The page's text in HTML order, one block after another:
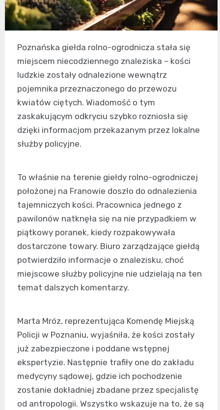
Poznańska giełda rolno-ogrodnicza stała się
miejscem niecodziennego znaleziska – kości
ludzkie zostały odnalezione wewnątrz
pojemnika przeznaczonego do przewozu
kwiatów ciętych. Wiadomość o tym
zaskakującym odkryciu szybko rozniosła się
dzięki informacjom przekazanym przez lokalne
służby policyjne.
To właśnie na terenie giełdy rolno-ogrodniczej
położonej na Franowie doszło do odnalezienia
tajemniczych kości. Pracownica jednego z
pawilonów natknęła się na nie przypadkiem w
piątkowy poranek, kiedy rozpakowywała
dostarczone towary. Biuro zarządzające giełdą
potwierdziło informacje o znalezisku, choć
miejscowe służby policyjne nie udzielają na ten
temat dalszych komentarzy.
Marta Mróz, reprezentująca Komendę Miejską
Policji w Poznaniu, wyjaśniła, że kości zostały
już zabezpieczone i poddane wstępnej
ekspertyzie. Następnie trafiły one do zakładu
medycyny sądowej, gdzie ich pochodzenie
zostanie dokładniej zbadane przez specjalistę
od antropologii. Wszystko wskazuje na to, że są